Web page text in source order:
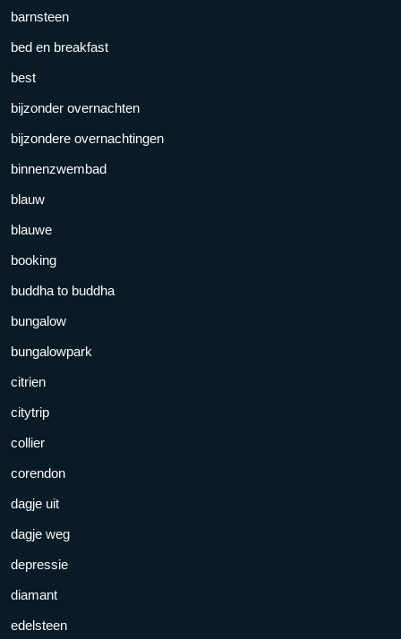
barnsteen
bed en breakfast
best
bijzonder overnachten
bijzondere overnachtingen
binnenzwembad
blauw
blauwe
booking
buddha to buddha
bungalow
bungalowpark
citrien
citytrip
collier
corendon
dagje uit
dagje weg
depressie
diamant
edelsteen